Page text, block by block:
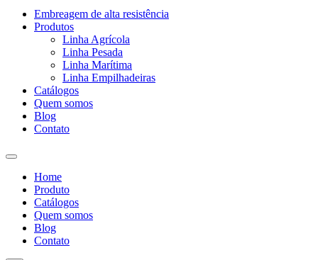
Embreagem de alta resistência
Produtos
Linha Agrícola
Linha Pesada
Linha Marítima
Linha Empilhadeiras
Catálogos
Quem somos
Blog
Contato
Home
Produto
Catálogos
Quem somos
Blog
Contato